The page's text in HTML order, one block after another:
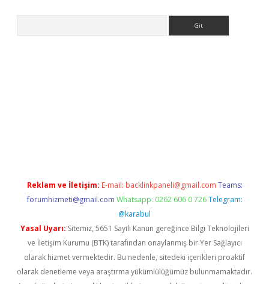
Reklam ve İletişim: E-mail: backlinkpaneli@gmail.com Teams:
forumhizmeti@gmail.com Whatsapp: 0262 606 0 726 Telegram:
@karabul
Yasal Uyarı: Sitemiz, 5651 Sayılı Kanun gereğince Bilgi Teknolojileri
ve İletişim Kurumu (BTK) tarafından onaylanmış bir Yer Sağlayıcı
olarak hizmet vermektedir. Bu nedenle, sitedeki içerikleri proaktif
olarak denetleme veya araştırma yükümlülüğümüz bulunmamaktadır.